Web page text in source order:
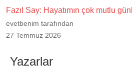
Fazıl Say: Hayatımın çok mutlu
evetbenim tarafından
27 Temmuz 2026
Yazarlar